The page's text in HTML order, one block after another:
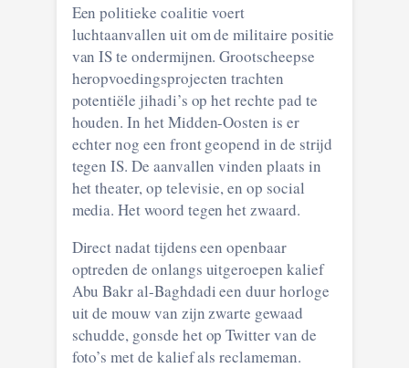
Een politieke coalitie voert
luchtaanvallen uit om de militaire positie
van IS te ondermijnen. Grootscheepse
heropvoedingsprojecten trachten
potentiële jihadi’s op het rechte pad te
houden. In het Midden-Oosten is er
echter nog een front geopend in de strijd
tegen IS. De aanvallen vinden plaats in
het theater, op televisie, en op social
media. Het woord tegen het zwaard.
Direct nadat tijdens een openbaar
optreden de onlangs uitgeroepen kalief
Abu Bakr al-Baghdadi een duur horloge
uit de mouw van zijn zwarte gewaad
schudde, gonsde het op Twitter van de
foto’s met de kalief als reclameman.